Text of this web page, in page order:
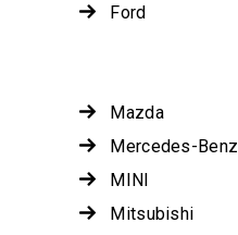
Ford
Mazda
Mercedes-Benz
MINI
Mitsubishi